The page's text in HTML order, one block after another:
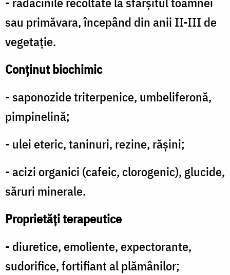
sau primăvara, începând din anii II-III de
vegetaţie.
Conţinut biochimic
- saponozide triterpenice, umbeliferonă,
pimpinelină;
- ulei eteric, taninuri, rezine, răşini;
- acizi organici (cafeic, clorogenic), glucide,
săruri minerale.
Proprietăţi terapeutice
- diuretice, emoliente, expectorante,
sudorifice, fortifiant al plămânilor;